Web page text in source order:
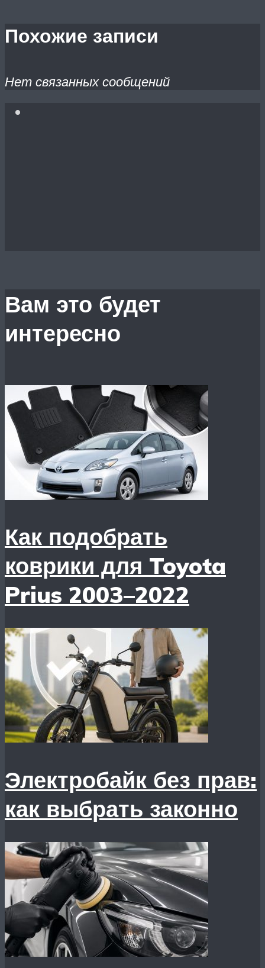
Похожие записи
Нет связанных сообщений
Вам это будет
интересно
Как подобрать
коврики для Toyota
Prius 2003–2022
Электробайк без прав:
как выбрать законно